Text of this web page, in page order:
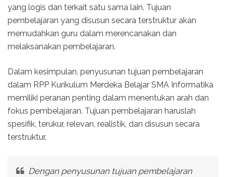
yang logis dan terkait satu sama lain. Tujuan
pembelajaran yang disusun secara terstruktur akan
memudahkan guru dalam merencanakan dan
melaksanakan pembelajaran.
Dalam kesimpulan, penyusunan tujuan pembelajaran
dalam RPP Kurikulum Merdeka Belajar SMA Informatika
memiliki peranan penting dalam menentukan arah dan
fokus pembelajaran. Tujuan pembelajaran haruslah
spesifik, terukur, relevan, realistik, dan disusun secara
terstruktur.
Dengan penyusunan tujuan pembelajaran